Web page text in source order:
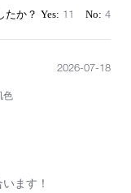
11 4
色
ます！
2026-07-18